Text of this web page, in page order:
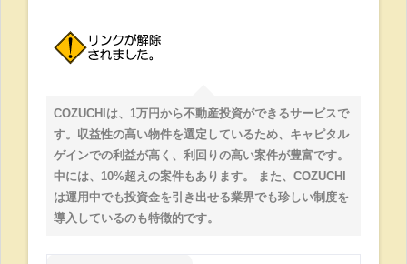
COZUCHIは、1万円から不動産投資ができるサービスで
す。収益性の高い物件を選定しているため、キャピタル
ゲインでの利益が高く、利回りの高い案件が豊富です。
中には、10%超えの案件もあります。 また、COZUCHI
は運用中でも投資金を引き出せる業界でも珍しい制度を
導入しているのも特徴的です。